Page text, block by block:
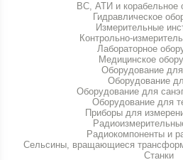
ВС, АТИ и корабельное
Гидравлическое
Измерительные
Контрольно-
Лабораторное
Медицинское
Оборудование
Оборудование
Оборудование для
Оборудование для
Приборы для
Радиокомпоненты и
Сельсины, вращающиеся
Станки